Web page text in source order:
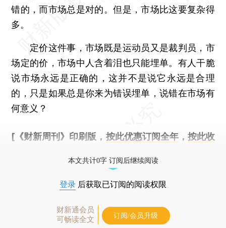
错的，而市场总是对的。但是，市场比这要复杂得
多。
定价这件事，市场既是运动员又是裁判员，市
场定的价，市场中人含着泪也只能埋单。有人干脆
说市场永远是正确的，这并不是说它永远是合理
的，只是如果总是你来为错误埋单，说错在市场有
何意义？
[《财新周刊》印刷版， 按此优惠订阅全年， 按此收
本文共计0字 订阅后继续阅读
登录 后获取已订阅的阅读权限
财新通会员
可畅读全文
订阅/会员升级